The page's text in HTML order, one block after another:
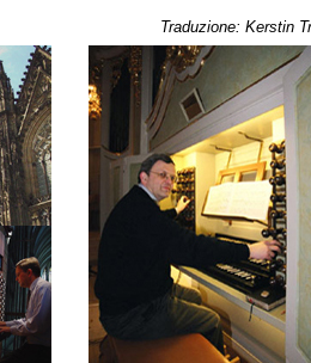
Traduzione: Kerstin